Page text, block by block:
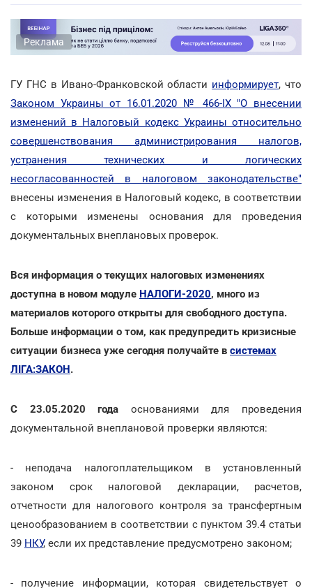
Реклама
ГУ ГНС в Ивано-Франковской области информирует, что
Законом Украины от 16.01.2020 № 466-ІХ "О внесении
изменений в Налоговый кодекс Украины относительно
совершенствования администрирования налогов,
устранения технических и логических
несогласованностей в налоговом законодательстве"
внесены изменения в Налоговый кодекс, в соответствии
с которыми изменены основания для проведения
документальных внеплановых проверок.
Вся информация о текущих налоговых изменениях
доступна в новом модуле НАЛОГИ-2020, много из
материалов которого открыты для свободного доступа.
Больше информации о том, как предупредить кризисные
ситуации бизнеса уже сегодня получайте в системах
ЛІГА:ЗАКОН.
С 23.05.2020 года основаниями для проведения
документальной внеплановой проверки являются:
- неподача налогоплательщиком в установленный
законом срок налоговой декларации, расчетов,
отчетности для налогового контроля за трансфертным
ценообразованием в соответствии с пунктом 39.4 статьи
39 НКУ, если их представление предусмотрено законом;
- получение информации, которая свидетельствует о